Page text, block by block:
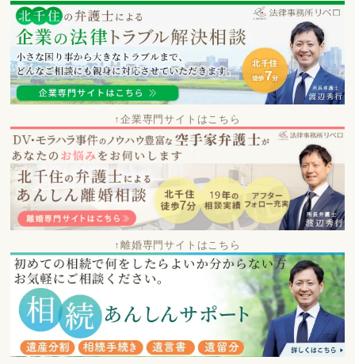
↑企業専門サイトはこちら
↑離婚専門サイトはこちら